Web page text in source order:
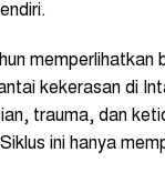
kekerasan di
trauma, dan
ini hanya